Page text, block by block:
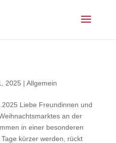
2025 | Allgemein
Liebe Freundinnen und
an der
in einer besonderen
kürzer werden, rückt